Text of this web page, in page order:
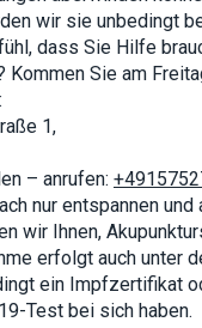
wir sie unbedingt
dass Sie Hilfe
Kommen Sie am
1,
– anrufen:
nur entspannen und
wir Ihnen,
erfolgt auch unter
ein Impfzertifikat
Test bei sich haben.
you
site,
offers.